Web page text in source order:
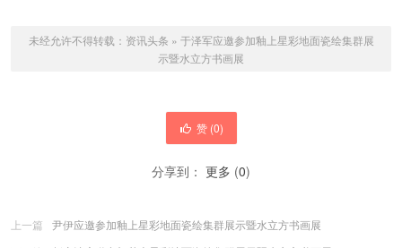
未经允许不得转载： 资讯头条 » 于泽军应邀参加釉上星彩地面瓷绘集群展
示暨水立方书画展
赞 (0)
分享到： 更多 (0)
上一篇
尹伊应邀参加釉上星彩地面瓷绘集群展示暨水立方书画展